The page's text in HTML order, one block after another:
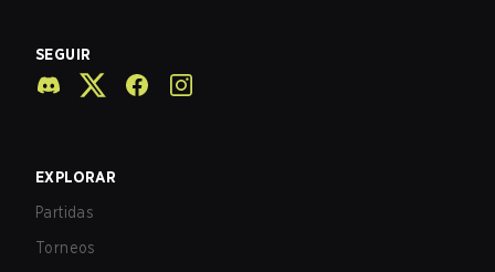
SEGUIR
EXPLORAR
Partidas
Torneos